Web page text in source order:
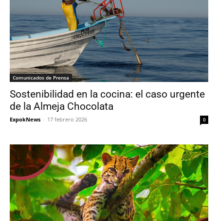
Comunicados de Prensa
Sostenibilidad en la cocina: el caso urgente
de la Almeja Chocolata
ExpokNews - 17 febrero 2026 0